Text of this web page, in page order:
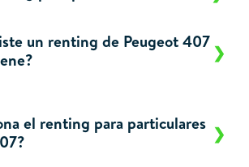
un renting de Peugeot 407
el renting para particulares